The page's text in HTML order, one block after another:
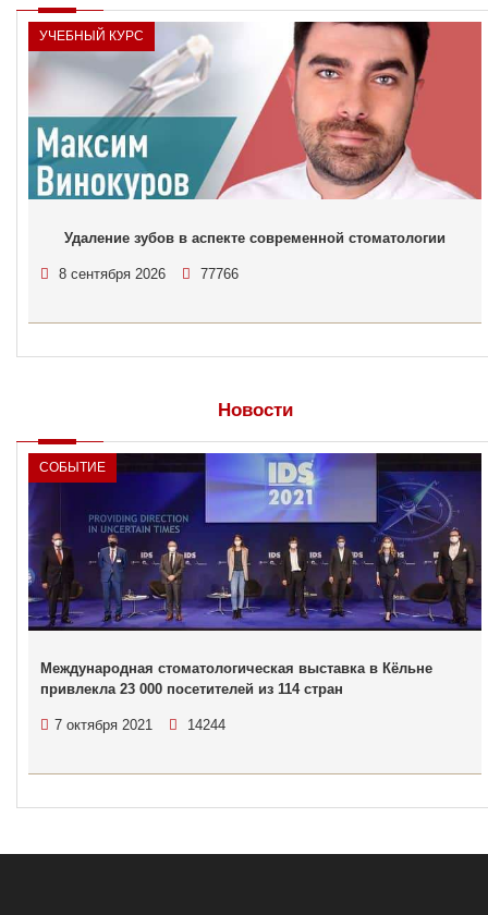
УЧЕБНЫЙ КУРС
Удаление зубов в аспекте современной стоматологии
8 сентября 2026 77766
Новости
СОБЫТИЕ
Международная стоматологическая выставка в Кёльне
привлекла 23 000 посетителей из 114 стран
7 октября 2021 14244